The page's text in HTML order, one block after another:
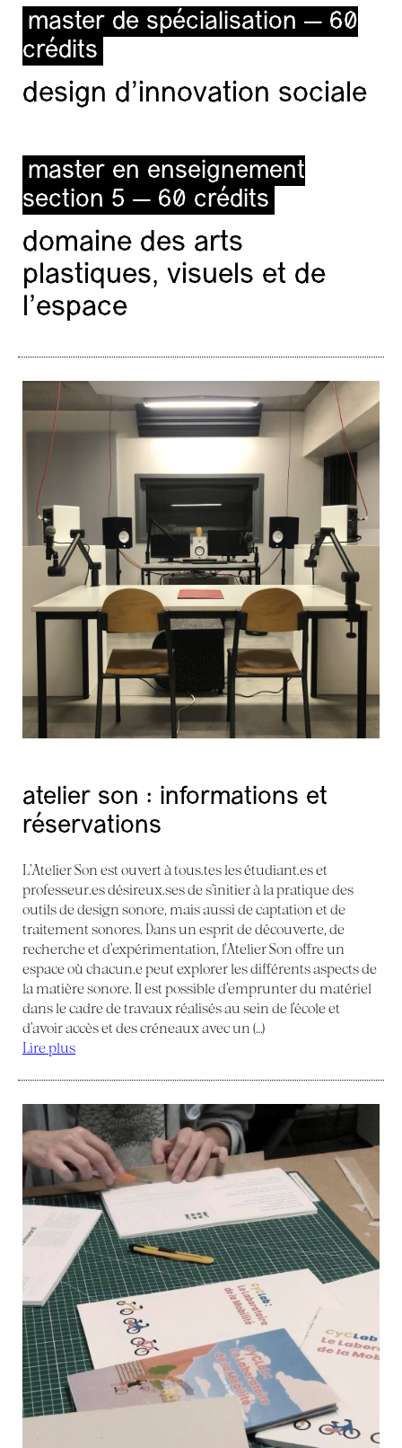
master de spécialisation — 60
crédits
design d'innovation sociale
master en enseignement
section 5 — 60 crédits
domaine des arts
plastiques, visuels et de
l’espace
atelier son : informations et
réservations
L’Atelier Son est ouvert à tous.tes les étudiant.es et
professeur.es désireux.ses de s’initier à la pratique des
outils de design sonore, mais aussi de captation et de
traitement sonores. Dans un esprit de découverte, de
recherche et d’expérimentation, l’Atelier Son offre un
espace où chacun.e peut explorer les différents aspects de
la matière sonore. Il est possible d’emprunter du matériel
dans le cadre de travaux réalisés au sein de l’école et
d’avoir accès et des créneaux avec un (…)
Lire plus